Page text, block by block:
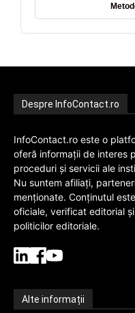
Despre InfoContact.ro
InfoContact.ro este o
oferă informații de interes
proceduri și servicii ale
Nu suntem afiliați,
menționate. Conținutul
oficiale, verificat editorial
politicilor editoriale.
Alte informații